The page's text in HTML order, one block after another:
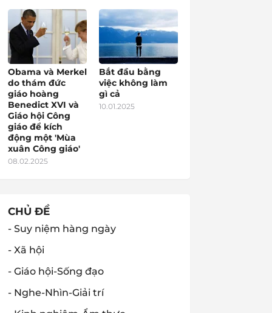
Obama và Merkel
do thám đức
giáo hoàng
Benedict XVI và
Giáo hội Công
giáo để kích
động một 'Mùa
xuân Công giáo'
08.02.2025
Bắt đầu bằng
việc không làm
gì cả
10.01.2025
CHỦ ĐỀ
- Suy niệm hàng ngày
- Xã hội
- Giáo hội-Sống đạo
- Nghe-Nhìn-Giải trí